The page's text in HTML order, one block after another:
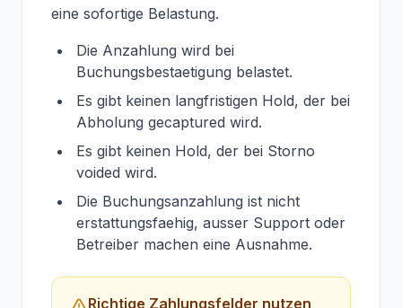
eine sofortige Belastung.
Die Anzahlung wird bei
Buchungsbestaetigung belastet.
Es gibt keinen langfristigen Hold, der bei
Abholung gecaptured wird.
Es gibt keinen Hold, der bei Storno
voided wird.
Die Buchungsanzahlung ist nicht
erstattungsfaehig, ausser Support oder
Betreiber machen eine Ausnahme.
Richtige Zahlungsfelder nutzen